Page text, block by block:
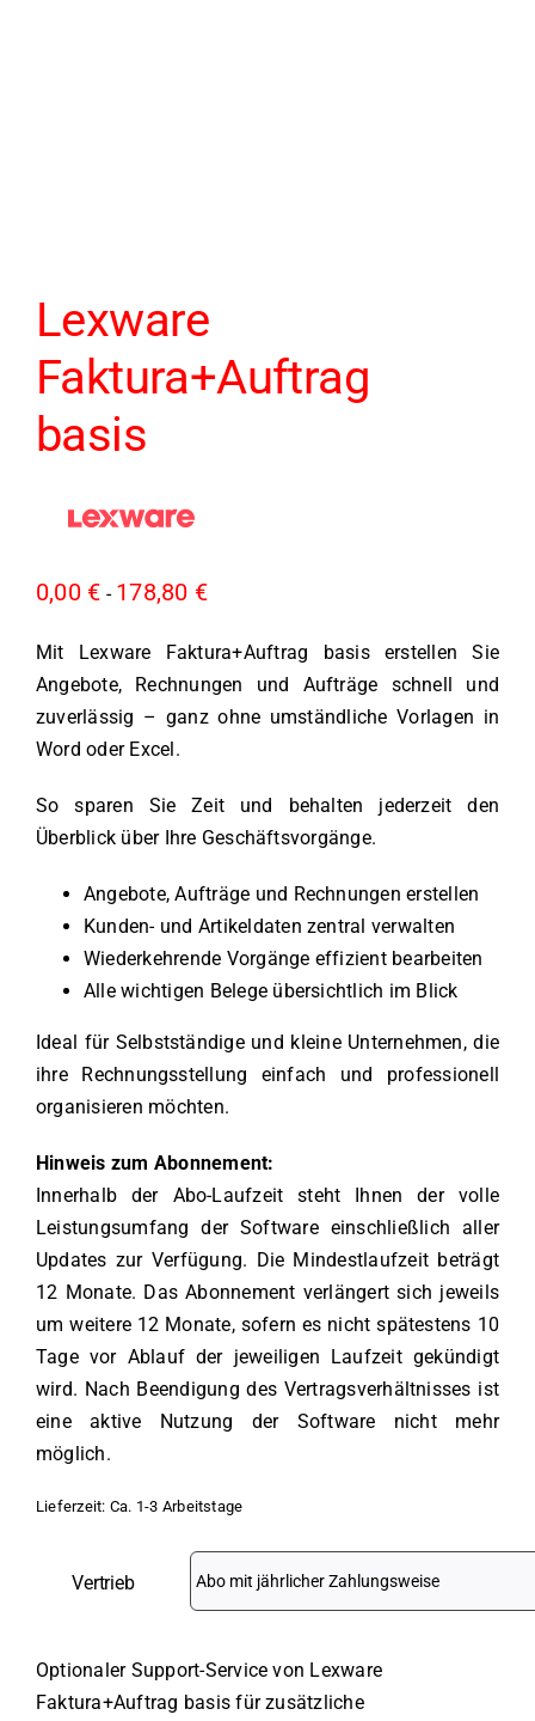
Lexware
Faktura+Auftrag
basis
0,00 € - 178,80 €
Mit Lexware Faktura+Auftrag basis erstellen Sie
Angebote, Rechnungen und Aufträge schnell und
zuverlässig – ganz ohne umständliche Vorlagen in
Word oder Excel.
So sparen Sie Zeit und behalten jederzeit den
Überblick über Ihre Geschäftsvorgänge.
Angebote, Aufträge und Rechnungen erstellen
Kunden- und Artikeldaten zentral verwalten
Wiederkehrende Vorgänge effizient bearbeiten
Alle wichtigen Belege übersichtlich im Blick
Ideal für Selbstständige und kleine Unternehmen, die
ihre Rechnungsstellung einfach und professionell
organisieren möchten.
Hinweis zum Abonnement:
Innerhalb der Abo-Laufzeit steht Ihnen der volle
Leistungsumfang der Software einschließlich aller
Updates zur Verfügung. Die Mindestlaufzeit beträgt
12 Monate. Das Abonnement verlängert sich jeweils
um weitere 12 Monate, sofern es nicht spätestens 10
Tage vor Ablauf der jeweiligen Laufzeit gekündigt
wird. Nach Beendigung des Vertragsverhältnisses ist
eine aktive Nutzung der Software nicht mehr
möglich.
Lieferzeit: Ca. 1-3 Arbeitstage
Vertrieb
Optionaler Support-Service von Lexware
Faktura+Auftrag basis für zusätzliche